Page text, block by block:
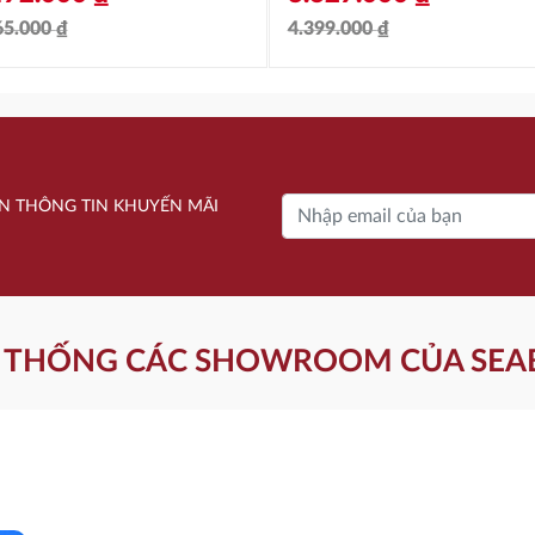
₫
₫.
4.399.000₫
3.627.000 ₫.
THÔNG TIN KHUYẾN MÃI
THỐNG CÁC SHOWROOM CỦA